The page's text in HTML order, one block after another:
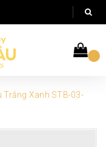
Trắng Xanh STB-03-